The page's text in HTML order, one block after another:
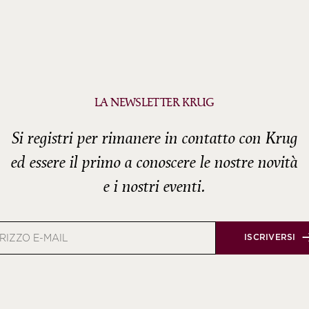
LA NEWSLETTER KRUG
Si registri per rimanere in contatto con Krug
ed essere il primo a conoscere le nostre novità
e i nostri eventi.
ISCRIVERSI